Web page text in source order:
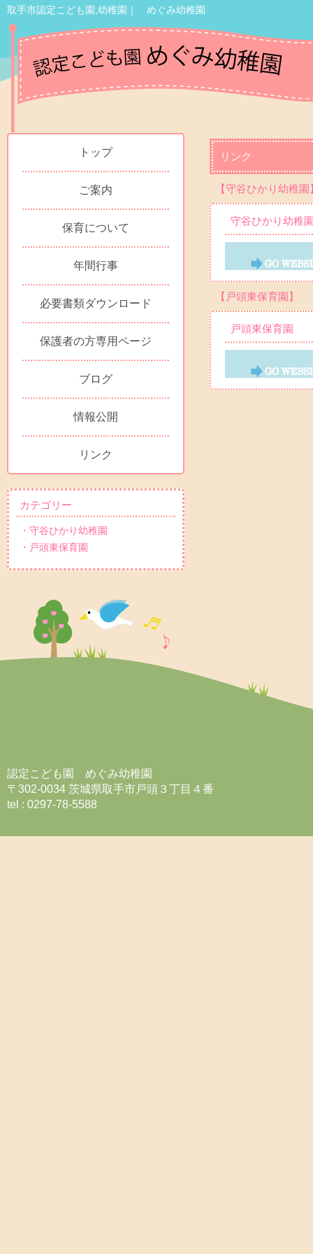
取手市認定こども園,幼稚園｜ めぐみ幼稚園
トップ
ご案内
保育について
年間行事
必要書類ダウンロード
保護者の方専用ページ
ブログ
情報公開
リンク
カテゴリー
・守谷ひかり幼稚園
・戸頭東保育園
リンク
【守谷ひかり幼稚園
守谷ひかり幼稚
【戸頭東保育園】
戸頭東保育園
認定こども園 めぐみ幼稚園
〒302-0034 茨城県取手市戸頭３丁目４番
tel : 0297-78-5588